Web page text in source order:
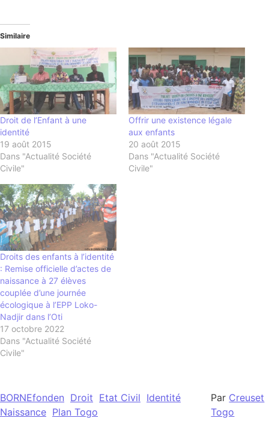
Similaire
Droit de l’Enfant à une
identité
19 août 2015
Dans "Actualité Société
Civile"
Offrir une existence légale
aux enfants
20 août 2015
Dans "Actualité Société
Civile"
Droits des enfants à l’identité
: Remise officielle d’actes de
naissance à 27 élèves
couplée d’une journée
écologique à l’EPP Loko-
Nadjir dans l’Oti
17 octobre 2022
Dans "Actualité Société
Civile"
BORNEfonden Droit Etat Civil Identité
Naissance Plan Togo
Par Creuset
Togo